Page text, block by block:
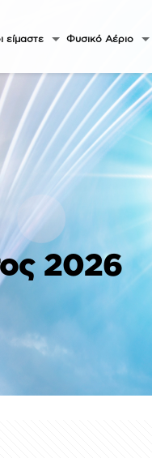
είμαστε Φυσικό Αέριο
2026